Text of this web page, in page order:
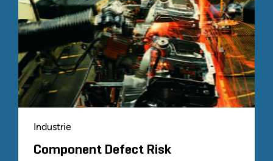
Industrie
Component Defect Risk